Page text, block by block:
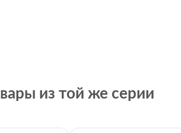
из той же серии